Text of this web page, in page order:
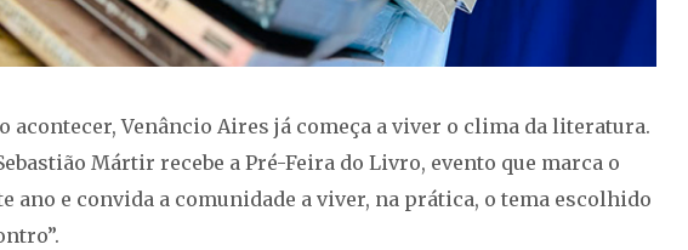
acontecer, Venâncio Aires já começa a viver o clima da literatura.
Mártir recebe a Pré-Feira do Livro, evento que marca o
ano e convida a comunidade a viver, na prática, o tema escolhido